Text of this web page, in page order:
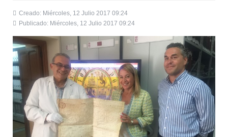
Creado: Miércoles, 12 Julio 2017 09:24
Publicado: Miércoles, 12 Julio 2017 09:24